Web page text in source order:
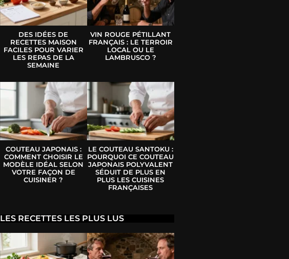
DES IDÉES DE
RECETTES MAISON
FACILES POUR VARIER
LES REPAS DE LA
SEMAINE
VIN ROUGE PÉTILLANT
FRANÇAIS : LE TERROIR
LOCAL OU LE
LAMBRUSCO ?
COUTEAU JAPONAIS :
COMMENT CHOISIR LE
MODÈLE IDÉAL SELON
VOTRE FAÇON DE
CUISINER ?
LE COUTEAU SANTOKU :
POURQUOI CE COUTEAU
JAPONAIS POLYVALENT
SÉDUIT DE PLUS EN
PLUS LES CUISINES
FRANÇAISES
LES RECETTES LES PLUS LUS